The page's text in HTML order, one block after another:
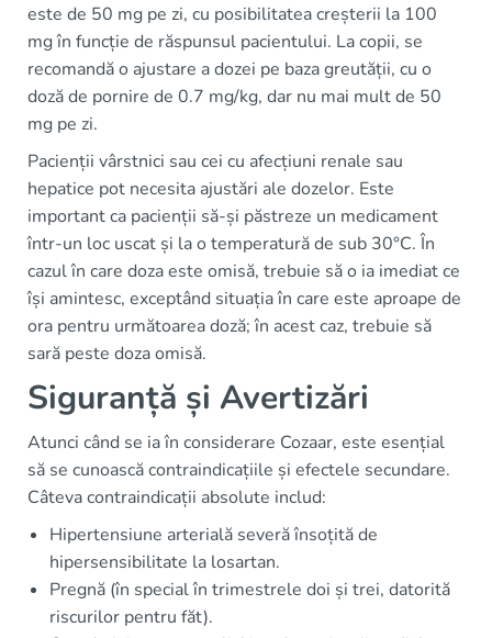
este de 50 mg pe zi, cu posibilitatea creșterii la 100
mg în funcție de răspunsul pacientului. La copii, se
recomandă o ajustare a dozei pe baza greutății, cu o
doză de pornire de 0.7 mg/kg, dar nu mai mult de 50
mg pe zi.
Pacienții vârstnici sau cei cu afecțiuni renale sau
hepatice pot necesita ajustări ale dozelor. Este
important ca pacienții să-și păstreze un medicament
într-un loc uscat și la o temperatură de sub 30°C. În
cazul în care doza este omisă, trebuie să o ia imediat ce
își amintesc, exceptând situația în care este aproape de
ora pentru următoarea doză; în acest caz, trebuie să
sară peste doza omisă.
Siguranță și Avertizări
Atunci când se ia în considerare Cozaar, este esențial
să se cunoască contraindicațiile și efectele secundare.
Câteva contraindicații absolute includ:
Hipertensiune arterială severă însoțită de
hipersensibilitate la losartan.
Pregnă (în special în trimestrele doi și trei, datorită
riscurilor pentru făt).